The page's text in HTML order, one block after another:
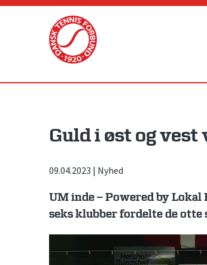
Skip
Guld i øst og vest
09.04.2023 | Nyhed
UM inde – Powered by
seks klubber fordelte de